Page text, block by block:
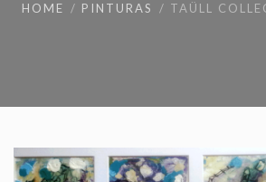
HOME PINTURAS TAÜLL